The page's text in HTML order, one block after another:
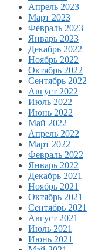
Апрель 2023
Март 2023
Февраль 2023
Январь 2023
Декабрь 2022
Ноябрь 2022
Октябрь 2022
Сентябрь 2022
Август 2022
Июль 2022
Июнь 2022
Май 2022
Апрель 2022
Март 2022
Февраль 2022
Январь 2022
Декабрь 2021
Ноябрь 2021
Октябрь 2021
Сентябрь 2021
Август 2021
Июль 2021
Июнь 2021